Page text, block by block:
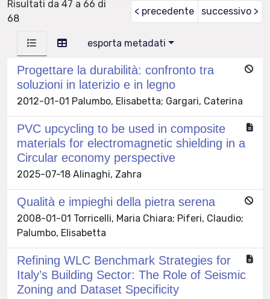
Risultati da 47 a 66 di
68
< precedente successivo >
esporta metadati
Progettare la durabilità: confronto tra
soluzioni in laterizio e in legno
2012-01-01 Palumbo, Elisabetta; Gargari, Caterina
PVC upcycling to be used in composite
materials for electromagnetic shielding in a
Circular economy perspective
2025-07-18 Alinaghi, Zahra
Qualità e impieghi della pietra serena
2008-01-01 Torricelli, Maria Chiara; Piferi, Claudio;
Palumbo, Elisabetta
Refining WLC Benchmark Strategies for
Italy’s Building Sector: The Role of Seismic
Zoning and Dataset Specificity